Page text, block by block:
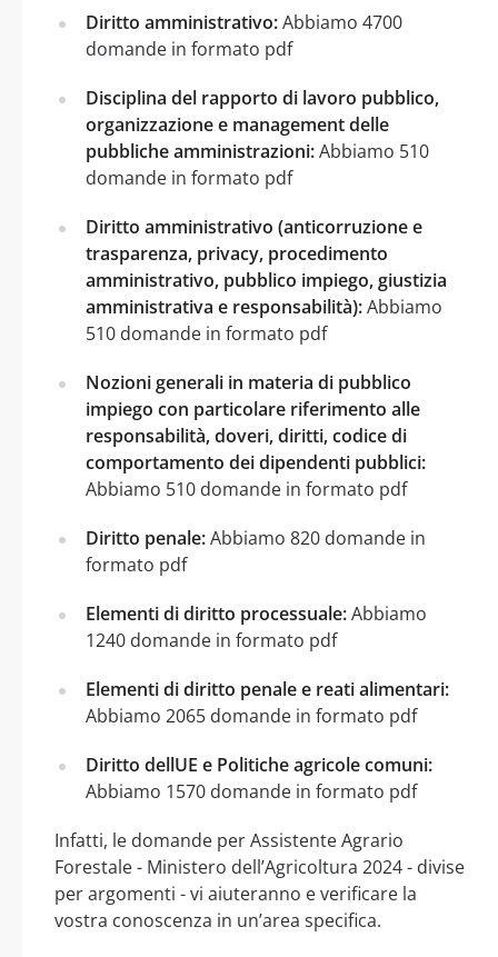
Diritto amministrativo:Abbiamo 4700
domande in formato pdf
Disciplina del rapporto di lavoro pubblico,
organizzazione e management delle
pubbliche amministrazioni:Abbiamo 510
domande in formato pdf
Diritto amministrativo (anticorruzione e
trasparenza, privacy, procedimento
amministrativo, pubblico impiego, giustizia
amministrativa e responsabilità):Abbiamo
510 domande in formato pdf
Nozioni generali in materia di pubblico
impiego con particolare riferimento alle
responsabilità, doveri, diritti, codice di
comportamento dei dipendenti pubblici:
Abbiamo 510 domande in formato pdf
Diritto penale:Abbiamo 820 domande in
formato pdf
Elementi di diritto processuale:Abbiamo
1240 domande in formato pdf
Elementi di diritto penale e reati alimentari:
Abbiamo 2065 domande in formato pdf
Diritto dellUE e Politiche agricole comuni:
Abbiamo 1570 domande in formato pdf
Infatti, le domande per Assistente Agrario
Forestale - Ministero dell’Agricoltura 2024 - divise
per argomenti - vi aiuteranno e verificare la
vostra conoscenza in un’area specifica.